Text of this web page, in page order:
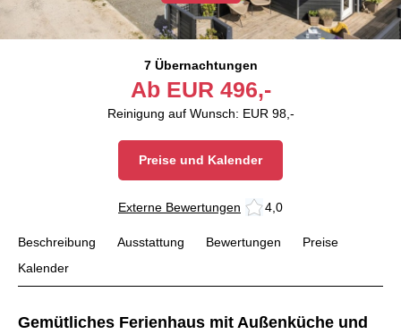
7 Übernachtungen
Ab EUR 496,-
Reinigung auf Wunsch: EUR 98,-
Preise und Kalender
Externe Bewertungen 4,0
Beschreibung Ausstattung Bewertungen
Preise
Kalender
Gemütliches Ferienhaus mit Außenküche und